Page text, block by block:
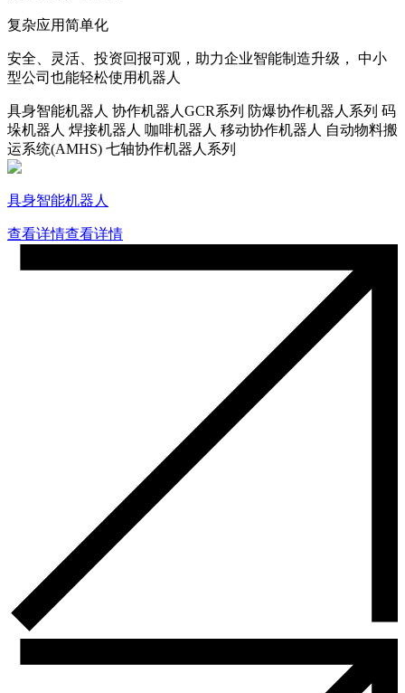
复杂应用简单化
安全、灵活、投资回报可观，助力企业智能制造升级， 中小
型公司也能轻松使用机器人
具身智能机器人 协作机器人GCR系列 防爆协作机器人系列 码
垛机器人 焊接机器人 咖啡机器人 移动协作机器人 自动物料搬
运系统(AMHS) 七轴协作机器人系列
具身智能机器人
查看详情查看详情